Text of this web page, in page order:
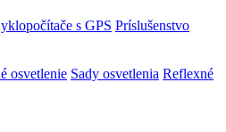
s GPS Príslušenstvo
osvetlenie Sady osvetlenia Reflexné